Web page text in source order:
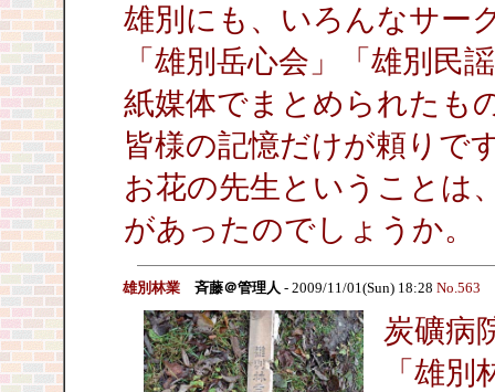
雄別にも、いろんなサー
「雄別岳心会」「雄別民
紙媒体でまとめられたも
皆様の記憶だけが頼りで
お花の先生ということは
があったのでしょうか。
雄別林業 斉藤＠管理人 - 2009/11/01(Sun) 18:28 No.563
炭礦病
「雄別